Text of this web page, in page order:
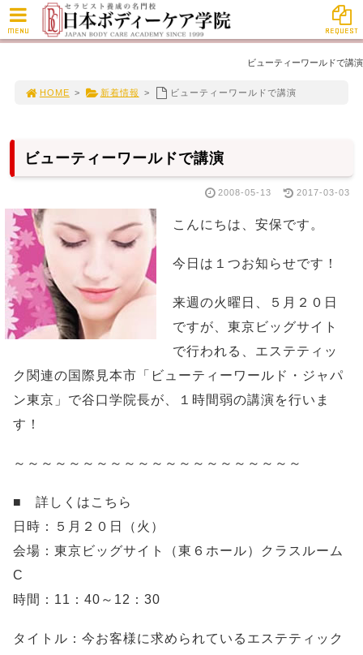
ビューティーワールドで講演
HOME > 新着情報 > ビューティーワールドで講演
ビューティーワールドで講演
2008-05-13 2017-03-03
こんにちは、安保です。
今日は１つお知らせです！
来週の火曜日、５月２０日
ですが、東京ビッグサイト
で行われる、エステティッ
ク関連の国際見本市「ビューティーワールド・ジャパ
ン東京」で谷口学院長が、１時間弱の講演を行いま
す！
～～～～～～～～～～～～～～～～～～～～～
■ 詳しくはこちら
日時：５月２０日（火）
会場：東京ビッグサイト（東６ホール）クラスルーム
C
時間：11：40～12：30
タイトル：今お客様に求められているエステティック
MENU REQUEST